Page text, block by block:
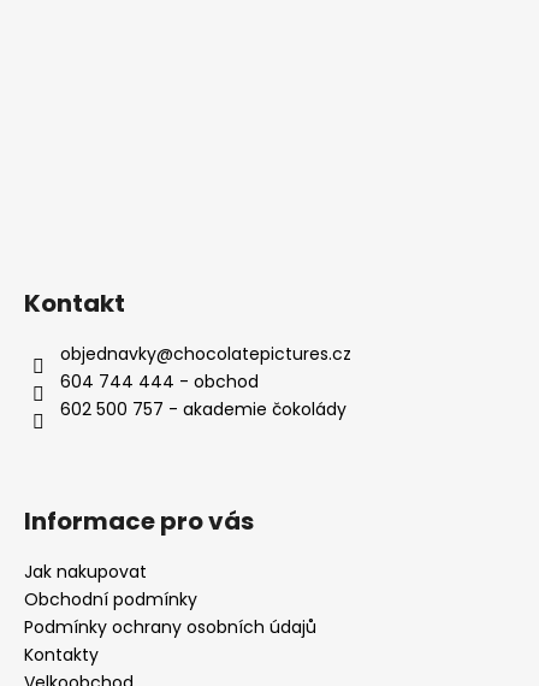
Kontakt
objednavky@chocolatepictures.cz
604 744 444 - obchod
602 500 757 - akademie čokolády
Informace pro vás
Jak nakupovat
Obchodní podmínky
Podmínky ochrany osobních údajů
Kontakty